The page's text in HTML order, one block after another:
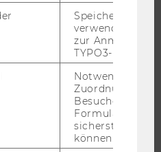
EXCHANGE STUDIERENDE
STUDIENINTERESSIERTE
Speichert die
verwendete
zur Anmeldung
TYPO3-Backend.
Notwendig, um
Zuordnung von
Besucher zu
sicherstellen zu
können.